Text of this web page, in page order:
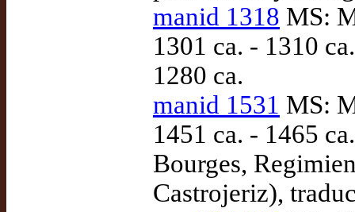
manid 1318 MS:
1301 ca. - 1310
1280 ca.
manid 1531 MS:
1451 ca. - 1465
Bourges,
Castrojeriz),